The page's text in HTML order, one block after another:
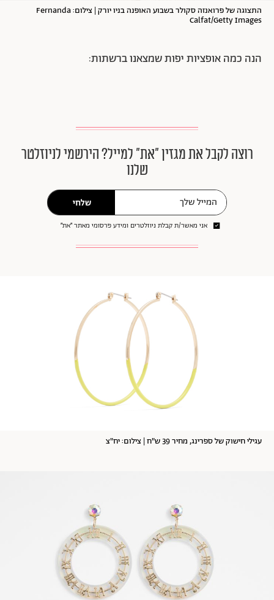
התצוגה של פרואנזה סקולר בשבוע האופנה בניו יורק | צילום: Fernanda
Calfat/Getty Images
הנה כמה אופציות יפות שמצאנו ברשתות:
רוצה לקבל את מגזין ״את״ למייל? הירשמי לניוזלטר
שלנו
שלחי
אני מאשר/ת קבלת ניוזלטרים ומידע פרסומי מאתר ״את״
עגילי חישוק של ספרינג, מחיר 39 ש"ח | צילום: יח"צ